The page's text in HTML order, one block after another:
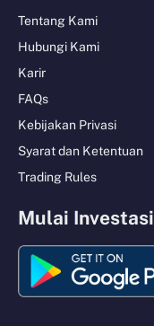
Tentang Kami
Hubungi Kami
Karir
FAQs
Kebijakan Privasi
Syarat dan Ketentuan
Trading Rules
Mulai Investasi